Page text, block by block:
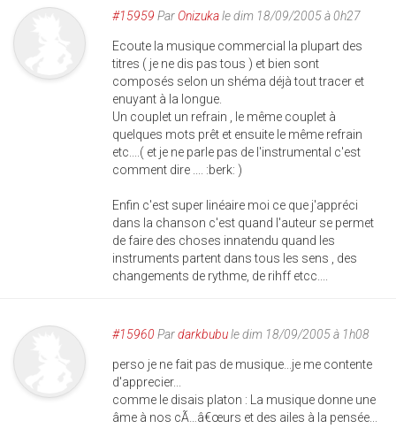
#15959 ParOnizukale dim 18/09/2005 à 0h27
Ecoute la musique commercial la plupart des
titres ( je ne dis pas tous ) et bien sont
composés selon un shéma déjà tout tracer et
enuyant à la longue.
Un couplet un refrain , le même couplet à
quelques mots prêt et ensuite le même refrain
etc....( et je ne parle pas de l'instrumental c'est
comment dire .... :berk: )
Enfin c'est super linéaire moi ce que j'appréci
dans la chanson c'est quand l'auteur se permet
de faire des choses innatendu quand les
instruments partent dans tous les sens , des
changements de rythme, de rihff etcc....
#15960 Pardarkbubule dim 18/09/2005 à 1h08
perso je ne fait pas de musique...je me contente
d'apprecier...
comme le disais platon : La musique donne une
âme à nos cÃ…â€œurs et des ailes à la pensée...